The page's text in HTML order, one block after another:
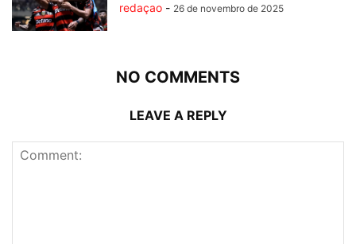
redaçao - 26 de novembro de 2025
NO COMMENTS
LEAVE A REPLY